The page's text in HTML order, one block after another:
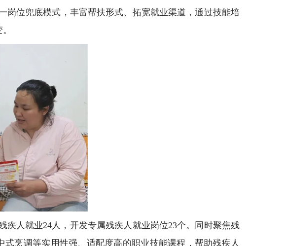
位兜底模式，丰富帮扶形式、拓宽就业渠道，通过技能培
人就业24人，开发专属残疾人就业岗位23个。同时聚焦残
烹调等实用性强、适配度高的职业技能课程，帮助残疾人